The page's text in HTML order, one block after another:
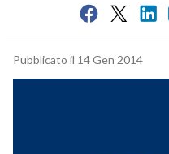
Pubblicato il 14 Gen 2014